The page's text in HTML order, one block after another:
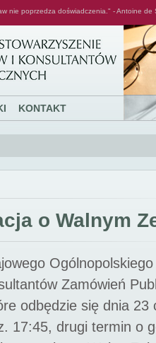
nie poprzedza doświadczenia." - Antoine de
KONTAKT
o Walnym
Zamówień
odbędzie się dnia 23
17:45, drugi termin o